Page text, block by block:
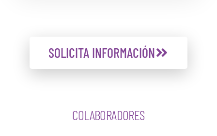
SOLICITA INFORMACIÓN
COLABORADORES